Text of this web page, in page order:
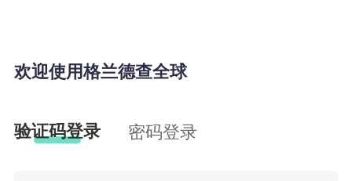
欢迎使用格兰德查全球
验证码登录 密码登录